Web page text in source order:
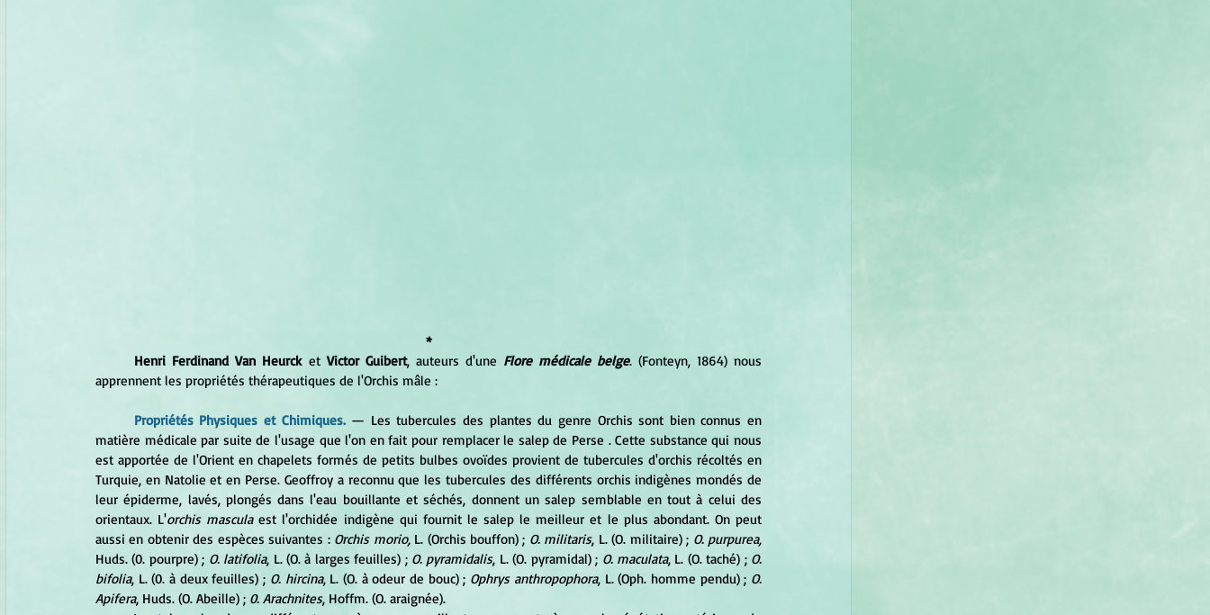
*
Henri Ferdinand Van Heurck et Victor Guibert, auteurs d'une Flore médicale belge. (Fonteyn, 1864) nous
apprennent les propriétés thérapeutiques de l'Orchis mâle :
	Propriétés Physiques et Chimiques.
— Les tubercules des plantes du genre Orchis sont bien connus en
matière médicale par suite de l'usage que l'on en fait pour remplacer le salep de Perse . Cette substance qui nous
est apportée de l'Orient en chapelets formés de petits bulbes ovoïdes provient de tubercules d'orchis récoltés en
Turquie, en Natolie et en Perse. Geoffroy a reconnu que les tubercules des différents orchis indigènes mondés de
leur épiderme, lavés, plongés dans l'eau bouillante et séchés, donnent un salep semblable en tout à celui des
orientaux. L'orchis mascula est l'orchidée indigène qui fournit le salep le meilleur et le plus abondant. On peut
aussi en obtenir des espèces suivantes : Orchis morio, L. (Orchis bouffon) ; O. militaris, L. (O. militaire) ; O. purpurea,
Huds. (0. pourpre) ; O. latifolia, L. (O. à larges feuilles) ; O. pyramidalis, L. (O. pyramidal) ; O. maculata, L. (O. taché) ; O.
bifolia, L. (0. à deux feuilles) ; O. hircina, L. (O. à odeur de bouc) ; Ophrys anthropophora, L. (Oph. homme pendu) ; O.
Apifera, Huds. (O. Abeille) ; 0. Arachnites, Hoffm. (O. araignée).